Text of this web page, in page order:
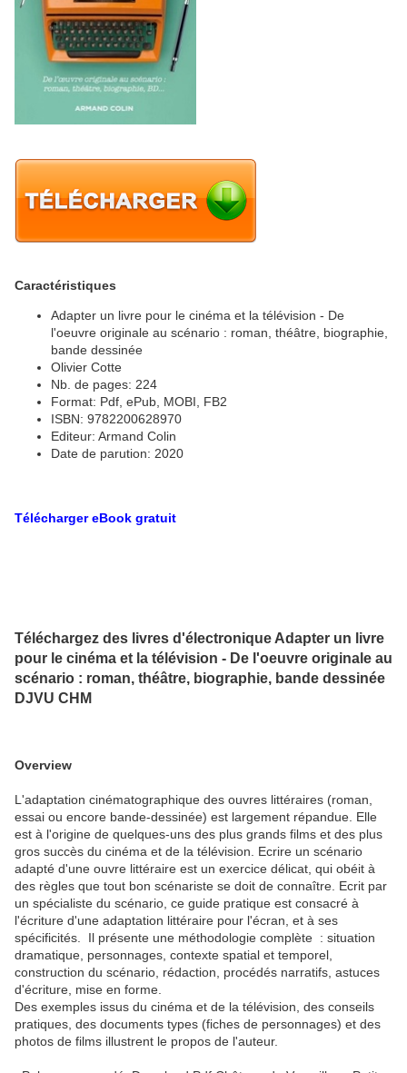
Caractéristiques
Adapter un livre pour le cinéma et la télévision - De
l'oeuvre originale au scénario : roman, théâtre, biographie,
bande dessinée
Olivier Cotte
Nb. de pages: 224
Format: Pdf, ePub, MOBI, FB2
ISBN: 9782200628970
Editeur: Armand Colin
Date de parution: 2020
Télécharger eBook gratuit
Téléchargez des livres d'électronique Adapter un livre
pour le cinéma et la télévision - De l'oeuvre originale au
scénario : roman, théâtre, biographie, bande dessinée
DJVU CHM
Overview
L'adaptation cinématographique des ouvres littéraires (roman,
essai ou encore bande-dessinée) est largement répandue. Elle
est à l'origine de quelques-uns des plus grands films et des plus
gros succès du cinéma et de la télévision. Ecrire un scénario
adapté d'une ouvre littéraire est un exercice délicat, qui obéit à
des règles que tout bon scénariste se doit de connaître. Ecrit par
un spécialiste du scénario, ce guide pratique est consacré à
l'écriture d'une adaptation littéraire pour l'écran, et à ses
spécificités. Il présente une méthodologie complète : situation
dramatique, personnages, contexte spatial et temporel,
construction du scénario, rédaction, procédés narratifs, astuces
d'écriture, mise en forme.
Des exemples issus du cinéma et de la télévision, des conseils
pratiques, des documents types (fiches de personnages) et des
photos de films illustrent le propos de l'auteur.